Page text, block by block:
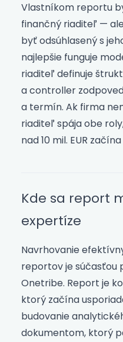
Vlastníkom reportu
finančný riaditeľ —
byť odsúhlasený s
najlepšie funguje
riaditeľ definuje
a controller
a termín. Ak firma
riaditeľ spája obe
nad 10 mil. EUR
Kde sa report
expertíze
Navrhovanie
reportov je súčasťou
Onetribe. Report je
ktorý začína
budovanie
dokumentom, ktorý